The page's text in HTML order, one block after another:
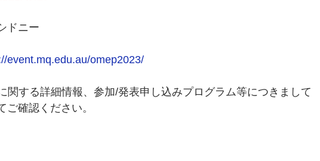
ドニー
event.mq.edu.au/omep2023/
関する詳細情報、参加/発表申し込みプログラム等につきまして
確認ください。